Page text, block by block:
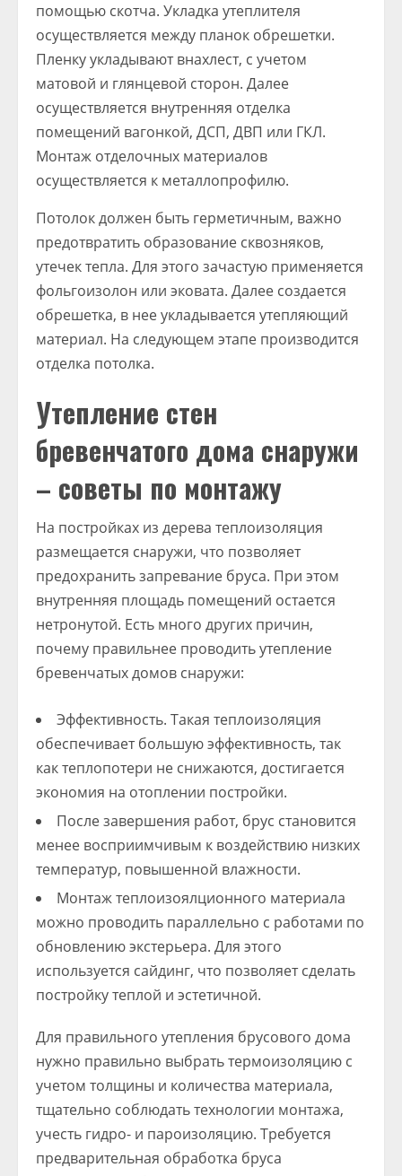
помощью скотча. Укладка утеплителя
осуществляется между планок обрешетки.
Пленку укладывают внахлест, с учетом
матовой и глянцевой сторон. Далее
осуществляется внутренняя отделка
помещений вагонкой, ДСП, ДВП или ГКЛ.
Монтаж отделочных материалов
осуществляется к металлопрофилю.
Потолок должен быть герметичным, важно
предотвратить образование сквозняков,
утечек тепла. Для этого зачастую применяется
фольгоизолон или эковата. Далее создается
обрешетка, в нее укладывается утепляющий
материал. На следующем этапе производится
отделка потолка.
Утепление стен
бревенчатого дома снаружи
– советы по монтажу
На постройках из дерева теплоизоляция
размещается снаружи, что позволяет
предохранить запревание бруса. При этом
внутренняя площадь помещений остается
нетронутой. Есть много других причин,
почему правильнее проводить утепление
бревенчатых домов снаружи:
Эффективность. Такая теплоизоляция
обеспечивает большую эффективность, так
как теплопотери не снижаются, достигается
экономия на отоплении постройки.
После завершения работ, брус становится
менее восприимчивым к воздействию низких
температур, повышенной влажности.
Монтаж теплоизоялционного материала
можно проводить параллельно с работами по
обновлению экстерьера. Для этого
используется сайдинг, что позволяет сделать
постройку теплой и эстетичной.
Для правильного утепления брусового дома
нужно правильно выбрать термоизоляцию с
учетом толщины и количества материала,
тщательно соблюдать технологии монтажа,
учесть гидро- и пароизоляцию. Требуется
предварительная обработка бруса